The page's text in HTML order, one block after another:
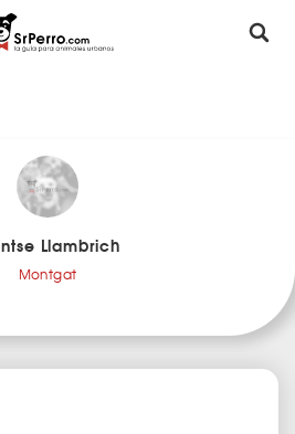
Llambrich
Montgat